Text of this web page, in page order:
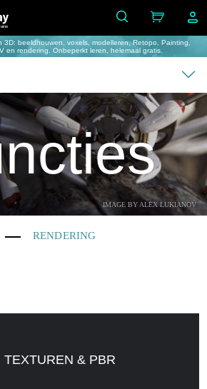
3D: beeldhouwen, voxels, modelleren, Retopo, Painting,
en rendering. Onbeperkt leren, helemaal gratis.
IMAGE BY ALEX LUKIANOV
RENDERING
TEXTUREN & PBR